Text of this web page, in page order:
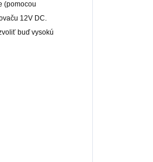
(pomocou
12V DC.
buď vysokú